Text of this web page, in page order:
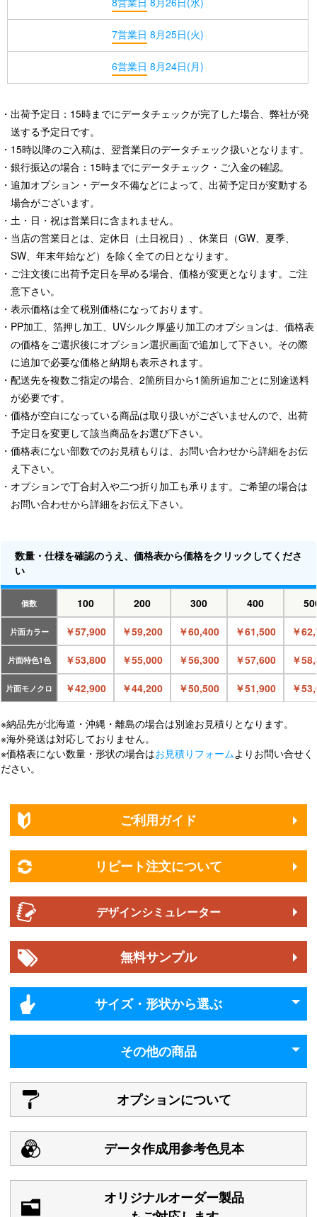
7営業日 8月25日(火)
6営業日 8月24日(月)
出荷予定日：15時までにデータチェックが完了した場合、弊社が発
送する予定日です。
15時以降のご入稿は、翌営業日のデータチェック扱いとなります。
銀行振込の場合：15時までにデータチェック・ご入金の確認。
追加オプション・データ不備などによって、出荷予定日が変動する
場合がございます。
土・日・祝は営業日に含まれません。
当店の営業日とは、定休日（土日祝日）、休業日（GW、夏季、
SW、年末年始など）を除く全ての日となります。
ご注文後に出荷予定日を早める場合、価格が変更となります。ご注
意下さい。
表示価格は全て税別価格になっております。
PP加工、箔押し加工、UVシルク厚盛り加工のオプションは、価格表
の価格をご選択後にオプション選択画面で追加して下さい。その際
に追加で必要な価格と納期も表示されます。
配送先を複数ご指定の場合、2箇所目から1箇所追加ごとに別途送料
が必要です。
価格が空白になっている商品は取り扱いがございませんので、出荷
予定日を変更して該当商品をお選び下さい。
価格表にない部数でのお見積もりは、お問い合わせから詳細をお伝
え下さい。
オプションで丁合封入や二つ折り加工も承ります。ご希望の場合は
お問い合わせから詳細をお伝え下さい。
数量・仕様を確認のうえ、価格表から価格をクリックしてくださ
い
個数
片面カラー
片面特色1色
片面モノクロ
100
￥57,900
￥53,800
￥42,900
200
￥59,200
￥55,000
￥44,200
300
￥60,400
￥56,300
￥50,500
400
￥61,500
￥57,600
￥51,900
￥
￥
￥
※納品先が北海道・沖縄・離島の場合は別途お見積りとなります。
※海外発送は対応しておりません。
※価格表にない数量・形状の場合はお見積りフォームよりお問い合せく
ださい。
ご利用ガイド
リピート注文について
デザインシミュレーター
無料サンプル
サイズ・形状から選ぶ
その他の商品
オプションについて
データ作成用参考色見本
オリジナルオーダー製品